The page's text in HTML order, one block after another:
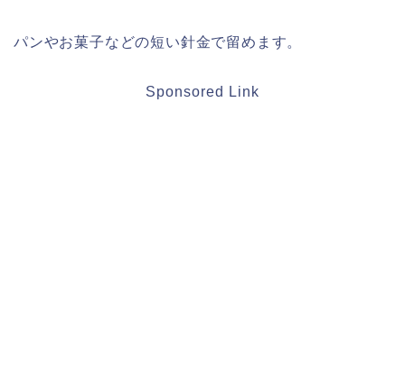
パンやお菓子などの短い針金で留めます。
Sponsored Link